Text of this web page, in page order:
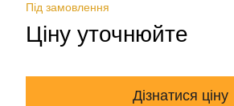
Під замовлення
Ціну уточнюйте
Дізнатися ціну